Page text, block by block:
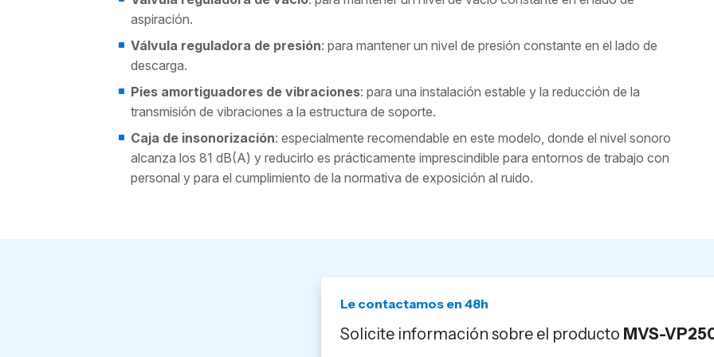
aspiración.
Válvula reguladora de presión: para mantener un nivel de presión constante en el lado de
descarga.
Pies amortiguadores de vibraciones: para una instalación estable y la reducción de la
transmisión de vibraciones a la estructura de soporte.
Caja de insonorización: especialmente recomendable en este modelo, donde el nivel sonoro
alcanza los 81 dB(A) y reducirlo es prácticamente imprescindible para entornos de trabajo con
personal y para el cumplimiento de la normativa de exposición al ruido.
Le contactamos en 48h
Solicite información sobre el producto MVS-